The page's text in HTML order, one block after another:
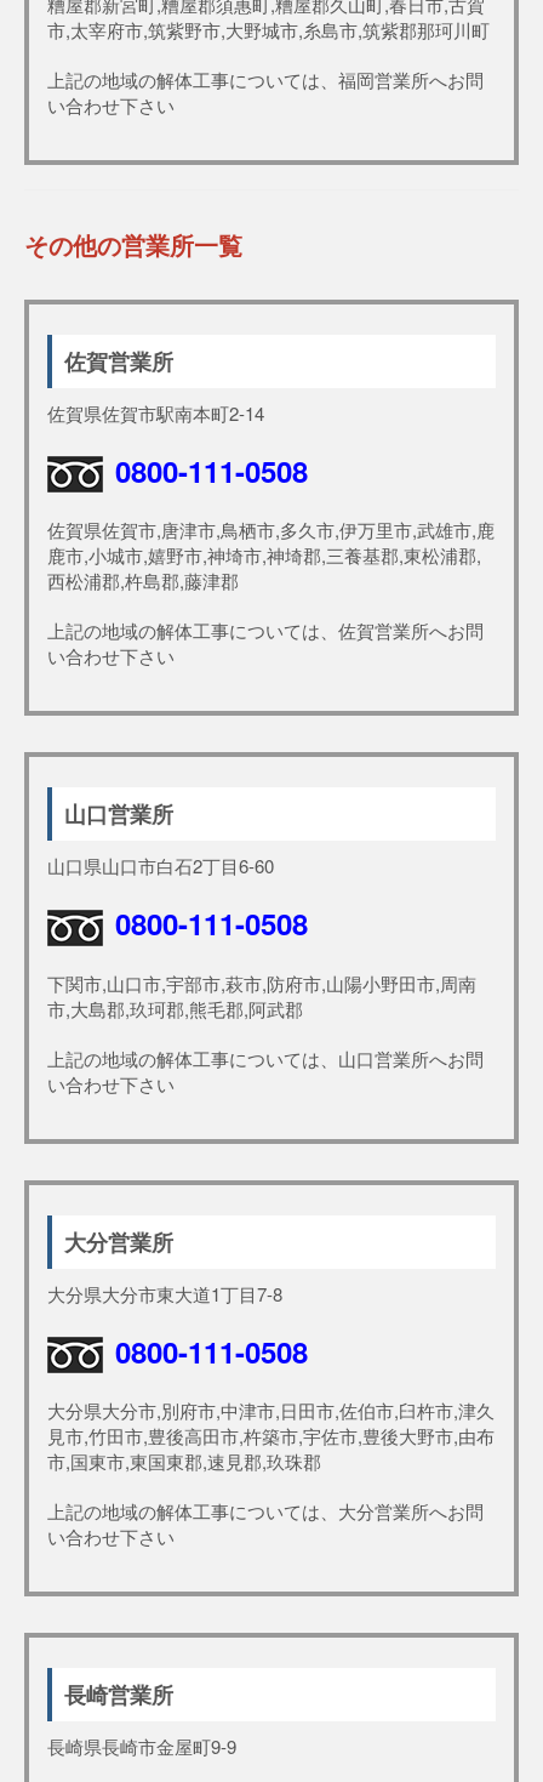
市,太宰府市,筑紫野市,大野城市,糸島市,筑紫郡那珂川町
上記の地域の解体工事については、福岡営業所へお問
い合わせ下さい
その他の営業所一覧
佐賀営業所
佐賀県佐賀市駅南本町2-14
0800-111-0508
佐賀県佐賀市,唐津市,鳥栖市,多久市,伊万里市,武雄市,鹿
鹿市,小城市,嬉野市,神埼市,神埼郡,三養基郡,東松浦郡,
西松浦郡,杵島郡,藤津郡
上記の地域の解体工事については、佐賀営業所へお問
い合わせ下さい
山口営業所
山口県山口市白石2丁目6-60
0800-111-0508
下関市,山口市,宇部市,萩市,防府市,山陽小野田市,周南
市,大島郡,玖珂郡,熊毛郡,阿武郡
上記の地域の解体工事については、山口営業所へお問
い合わせ下さい
大分営業所
大分県大分市東大道1丁目7-8
0800-111-0508
大分県大分市,別府市,中津市,日田市,佐伯市,臼杵市,津久
見市,竹田市,豊後高田市,杵築市,宇佐市,豊後大野市,由布
市,国東市,東国東郡,速見郡,玖珠郡
上記の地域の解体工事については、大分営業所へお問
い合わせ下さい
長崎営業所
長崎県長崎市金屋町9-9